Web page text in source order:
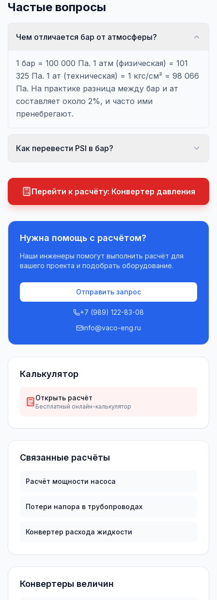
Частые вопросы
Чем отличается бар от атмосферы?
1 бар = 100 000 Па. 1 атм (физическая) = 101
325 Па. 1 ат (техническая) = 1 кгс/см² = 98 066
Па. На практике разница между бар и ат
составляет около 2%, и часто ими
пренебрегают.
Как перевести PSI в бар?
Перейти к расчёту: Конвертер давления
Нужна помощь с расчётом?
Наши инженеры помогут выполнить расчёт для
вашего проекта и подобрать оборудование.
Отправить запрос
+7 (989) 122-83-08
info@vaco-eng.ru
Калькулятор
Открыть расчёт
Бесплатный онлайн-калькулятор
Связанные расчёты
Расчёт мощности насоса
Потери напора в трубопроводах
Конвертер расхода жидкости
Конвертеры величин